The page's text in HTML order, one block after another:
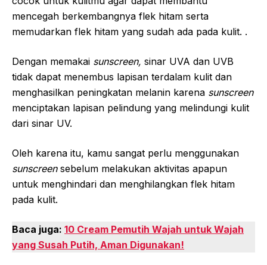
mencegah berkembangnya flek hitam serta
memudarkan flek hitam yang sudah ada pada kulit. .
Dengan memakai sunscreen, sinar UVA dan UVB
tidak dapat menembus lapisan terdalam kulit dan
menghasilkan peningkatan melanin karena sunscreen
menciptakan lapisan pelindung yang melindungi kulit
dari sinar UV.
Oleh karena itu, kamu sangat perlu menggunakan
sunscreensebelum melakukan aktivitas apapun
untuk menghindari dan menghilangkan flek hitam
pada kulit.
Baca juga: 10 Cream Pemutih Wajah untuk Wajah
yang Susah Putih, Aman Digunakan!